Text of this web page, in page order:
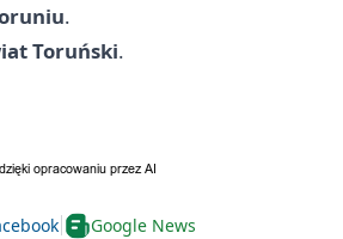
.
Toruński.
Google News